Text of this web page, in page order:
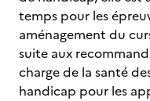
temps pour les
aménagement du
suite aux
charge de la santé
handicap pour les